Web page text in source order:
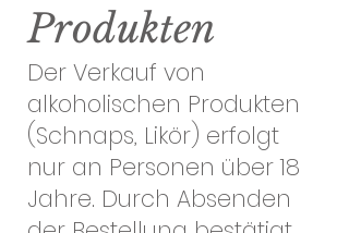
Produkten
Der Verkauf von
alkoholischen Produkten
(Schnaps, Likör) erfolgt
nur an Personen über 18
Jahre. Durch Absenden